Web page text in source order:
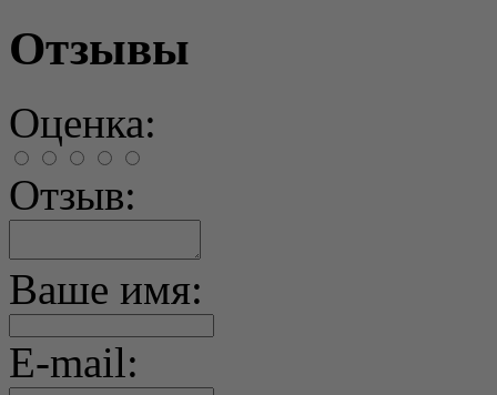
Отзывы
Оценка:
Отзыв:
Ваше имя:
E-mail: